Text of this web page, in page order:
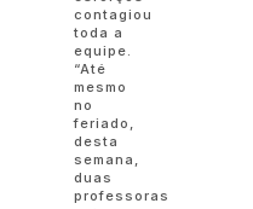
contagiou
toda a
equipe.
“Até
mesmo
no
feriado,
desta
semana,
duas
professoras